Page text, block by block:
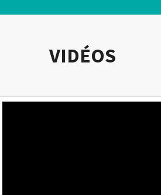
VIDÉOS